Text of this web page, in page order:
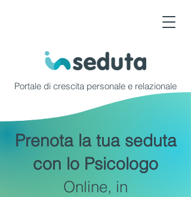
Portale di crescita personale e relazionale
Prenota la tua seduta
con lo Psicologo
Online, in